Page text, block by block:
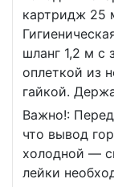
картридж 25
шланг 1,2 м с
оплеткой из
гайкой.
Важно!:
что вывод
холодной —
лейки